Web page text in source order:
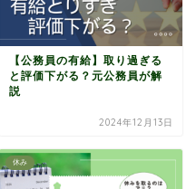
【公務員の有給】取り過ぎる
と評価下がる？元公務員が解
説
2024年12月13日
休み